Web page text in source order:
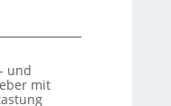
und
mit